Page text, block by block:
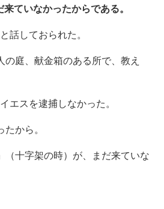
ていなかったからである。
話しておられた。
、献金箱のある所で、教え
エスを逮捕しなかった。
から。
字架の時）が、まだ来ていな